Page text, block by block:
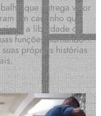
que entrega valor
um caminho que
e a liberdade de
funções, tornando-
próprias histórias